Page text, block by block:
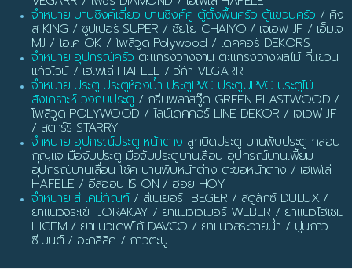
จำหน่าย บานซิงค์เดี่ยว บานซิงค์คู่ ตู้ตั้งพื้นครัว ตู้แขวนครัว / คิง
ส์ KING / ซูปเปอร์ SUPER / ชัยโย CHAIYO / เจเอฟ JF / เอ็มเจ
MJ / โอเค OK / โพลีวูด Polywood / เดคคอร์ DEKORS
จำหน่าย อุปกรณ์ครัว ตะแกรงวางจาน ตะแกรงวางผลไม้ ที่แขวน
แก้วไวน์ / เฮเฟเล่ HAFELE / วีก้า VEGARR
จำหน่าย ประตู ประตูห้องน้ำ ประตูPVC ประตูUPVC ประตูไม้
สังเคราะห์ วงกบประตู / กรีนพลาสวู๊ด GREEN PLASTWOOD /
โพลีวูด POLYWOOD / ไลน์เดคคอร์ LINE DEKOR / เจเอฟ JF
/ สตาร์รี่ STARRY
จำหน่าย อุปกรณ์ประตู หน้าต่าง ลูกบิดประตู บานพับประตู กลอน
กุญแจ มือจับประตู มือจับประตูบานเลื่อน อุปกรณ์บานเฟี้ยม
อุปกรณ์บานเลื่อน โช้ค บานพับหน้าต่าง ตะขอหน้าต่าง / เฮเฟเล่
HAFELE / อีสออน IS ON / ฮอย HOY
จำหน่าย สี เคมีภัณฑ์/ สีเบเยอร์ BEGER / สีดูลักซ์ DULUX /
ยาแนวจระเข้ JORAKAY / ยาแนวเวเบอร์ WEBER / ยาแนวไฮเซม
HICEM / ยาแนวเดฟโก้ DAVCO / ยาแนวสระว่ายน้ำ / ปูนกาว
ซีเมนต์ / อะคลิลิค / กาวตะปู